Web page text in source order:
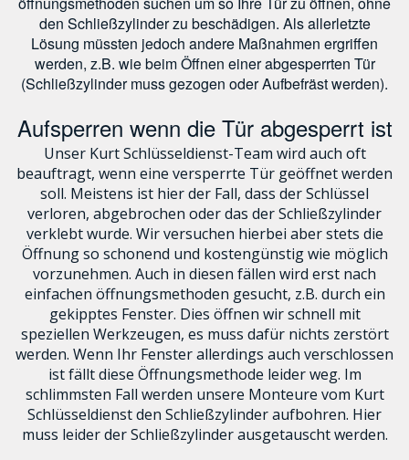
den Schließzylinder zu beschädigen. Als allerletzte
Lösung müssten jedoch andere Maßnahmen ergriffen
werden, z.B. wie beim Öffnen einer abgesperrten Tür
(Schließzylinder muss gezogen oder Aufbefräst werden).
Aufsperren wenn die Tür abgesperrt ist
Unser Kurt Schlüsseldienst-Team wird auch oft
beauftragt, wenn eine versperrte Tür geöffnet werden
soll. Meistens ist hier der Fall, dass der Schlüssel
verloren, abgebrochen oder das der Schließzylinder
verklebt wurde. Wir versuchen hierbei aber stets die
Öffnung so schonend und kostengünstig wie möglich
vorzunehmen. Auch in diesen fällen wird erst nach
einfachen öffnungsmethoden gesucht, z.B. durch ein
gekipptes Fenster. Dies öffnen wir schnell mit
speziellen Werkzeugen, es muss dafür nichts zerstört
werden. Wenn Ihr Fenster allerdings auch verschlossen
ist fällt diese Öffnungsmethode leider weg. Im
schlimmsten Fall werden unsere Monteure vom Kurt
Schlüsseldienst den Schließzylinder aufbohren. Hier
muss leider der Schließzylinder ausgetauscht werden.